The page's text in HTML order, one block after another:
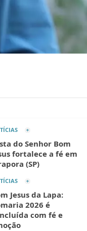
do Senhor Bom
fortalece a fé em
(SP)
Jesus da Lapa:
2026 é
com fé e